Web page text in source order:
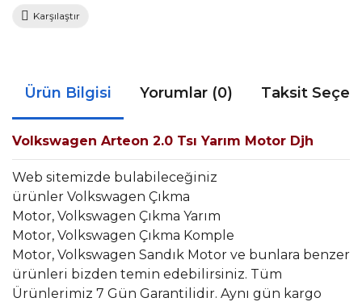
Karşılaştır
Ürün Bilgisi Yorumlar (0) Taksit
Volkswagen Arteon 2.0 Tsı Yarım Motor Djh
Web sitemizde bulabileceğiniz
ürünler Volkswagen Çıkma
Motor, Volkswagen Çıkma Yarım
Motor, Volkswagen Çıkma Komple
Motor, Volkswagen Sandık Motor ve bunlara benzer
ürünleri bizden temin edebilirsiniz. Tüm
Ürünlerimiz 7 Gün Garantilidir. Aynı gün kargo